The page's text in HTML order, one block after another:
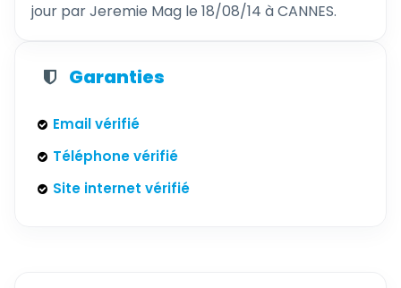
jour par Jeremie Mag le 18/08/14 à CANNES.
Garanties
Email vérifié
Téléphone vérifié
Site internet vérifié